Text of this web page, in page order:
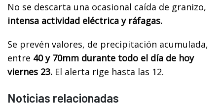
No se descarta una ocasional caída de granizo,
intensa actividad eléctrica y ráfagas.
Se prevén valores, de precipitación acumulada,
entre 40 y 70mm durante todo el día de hoy
viernes 23. El alerta rige hasta las 12.
Noticias relacionadas